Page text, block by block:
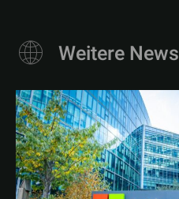
Weitere News